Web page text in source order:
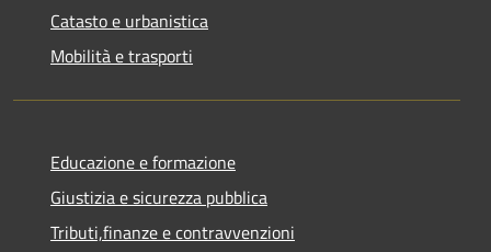
Catasto e urbanistica
Mobilità e trasporti
Educazione e formazione
Giustizia e sicurezza pubblica
Tributi,finanze e contravvenzioni